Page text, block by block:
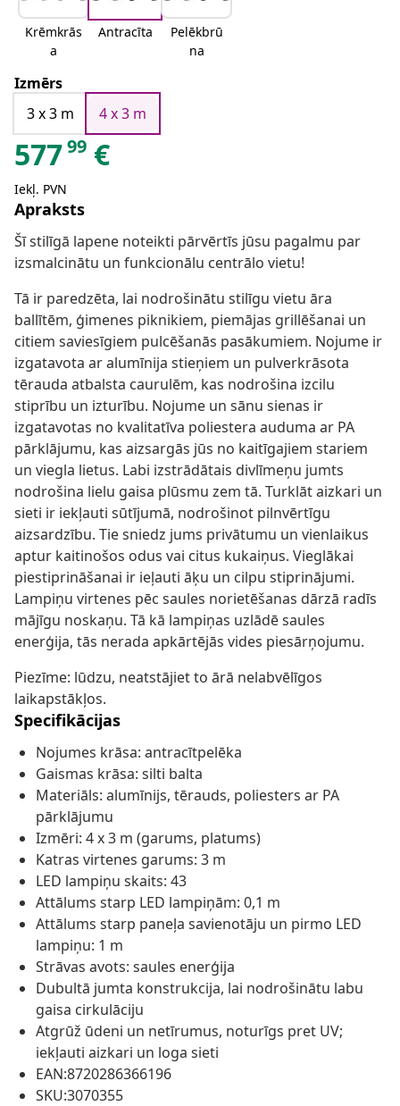
Krēmkrās
a
Antracīta
Pelēkbrū
na
Izmērs
3 x 3 m
4 x 3 m
57799 €
Iekļ. PVN
Apraksts
Šī stilīgā lapene noteikti pārvērtīs jūsu pagalmu par
izsmalcinātu un funkcionālu centrālo vietu!
Tā ir paredzēta, lai nodrošinātu stilīgu vietu āra
ballītēm, ģimenes piknikiem, piemājas grillēšanai un
citiem saviesīgiem pulcēšanās pasākumiem. Nojume ir
izgatavota ar alumīnija stieņiem un pulverkrāsota
tērauda atbalsta caurulēm, kas nodrošina izcilu
stiprību un izturību. Nojume un sānu sienas ir
izgatavotas no kvalitatīva poliestera auduma ar PA
pārklājumu, kas aizsargās jūs no kaitīgajiem stariem
un viegla lietus. Labi izstrādātais divlīmeņu jumts
nodrošina lielu gaisa plūsmu zem tā. Turklāt aizkari un
sieti ir iekļauti sūtījumā, nodrošinot pilnvērtīgu
aizsardzību. Tie sniedz jums privātumu un vienlaikus
aptur kaitinošos odus vai citus kukaiņus. Vieglākai
piestiprināšanai ir ieļauti āķu un cilpu stiprinājumi.
Lampiņu virtenes pēc saules norietēšanas dārzā radīs
mājīgu noskaņu. Tā kā lampiņas uzlādē saules
enerģija, tās nerada apkārtējās vides piesārņojumu.
Piezīme: lūdzu, neatstājiet to ārā nelabvēlīgos
laikapstākļos.
Specifikācijas
Nojumes krāsa: antracītpelēka
Gaismas krāsa: silti balta
Materiāls: alumīnijs, tērauds, poliesters ar PA
pārklājumu
Izmēri: 4 x 3 m (garums, platums)
Katras virtenes garums: 3 m
LED lampiņu skaits: 43
Attālums starp LED lampiņām: 0,1 m
Attālums starp paneļa savienotāju un pirmo LED
lampiņu: 1 m
Strāvas avots: saules enerģija
Dubultā jumta konstrukcija, lai nodrošinātu labu
gaisa cirkulāciju
Atgrūž ūdeni un netīrumus, noturīgs pret UV;
iekļauti aizkari un loga sieti
EAN:8720286366196
SKU:3070355